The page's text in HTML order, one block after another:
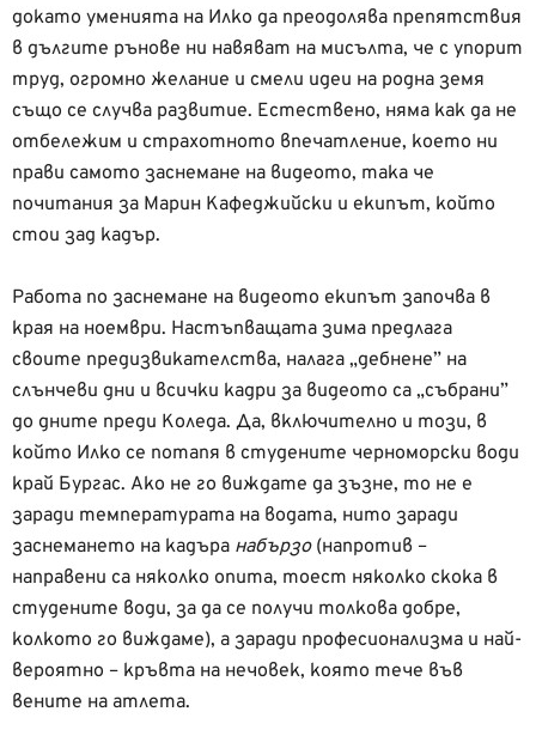
докато уменията на Илко да преодолява препятствия
в дългите рънове ни навяват на мисълта, че с упорит
труд, огромно желание и смели идеи на родна земя
също се случва развитие. Естествено, няма как да не
отбележим и страхотното впечатление, което ни
прави самото заснемане на видеото, така че
почитания за Марин Кафеджийски и екипът, който
стои зад кадър.
Работа по заснемане на видеото екипът започва в
края на ноември. Настъпващата зима предлага
своите предизвикателства, налага „дебнене” на
слънчеви дни и всички кадри за видеото са „събрани”
до дните преди Коледа. Да, включително и този, в
който Илко се потапя в студените черноморски води
край Бургас. Ако не го виждате да зъзне, то не е
заради температурата на водата, нито заради
заснемането на кадъра набързо(напротив –
направени са няколко опита, тоест няколко скока в
студените води, за да се получи толкова добре,
колкото го виждаме), а заради професионализма и най-
вероятно – кръвта на нечовек, която тече във
вените на атлета.